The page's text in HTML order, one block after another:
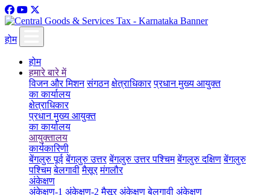
होम
होम
हमारे बारे में
विजन और मिशन संगठन क्षेत्राधिकार प्रधान मुख्य आयुक्त
का कार्यालय
क्षेत्राधिकार
प्रधान मुख्य आयुक्त
का कार्यालय
आयुक्तालय
कार्यकारिणी
बेंगलुरु पूर्व बेंगलुरु उत्तर बेंगलुरु उत्तर पश्चिम बेंगलुरु दक्षिण बेंगलुरु
पश्चिम बेलगावी मैसूर मंगलौर
अंकेक्षण
अंकेक्षण-1 अंकेक्षण-2 मैसूर अंकेक्षण बेलगावी अंकेक्षण